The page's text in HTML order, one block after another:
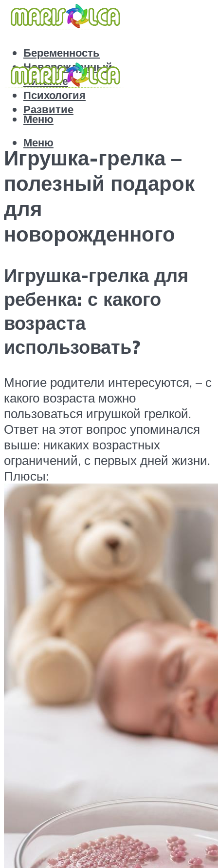
Беременность
Новорожденный
Питание
Психология
Развитие
Меню
Меню
Игрушка-грелка –
полезный подарок
для
новорожденного
Игрушка-грелка для
ребенка: с какого
возраста
использовать?
Многие родители интересуются, – с
какого возраста можно
пользоваться игрушкой грелкой.
Ответ на этот вопрос упоминался
выше: никаких возрастных
ограничений, с первых дней жизни.
Плюсы: